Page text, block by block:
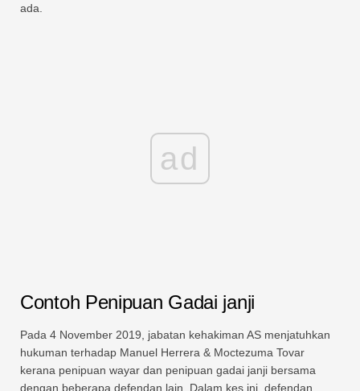
ada.
ad
Contoh Penipuan Gadai janji
Pada 4 November 2019, jabatan kehakiman AS menjatuhkan
hukuman terhadap Manuel Herrera & Moctezuma Tovar
kerana penipuan wayar dan penipuan gadai janji bersama
dengan beberapa defendan lain. Dalam kes ini, defendan,